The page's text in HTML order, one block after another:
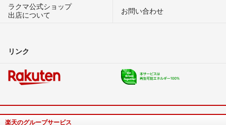
ラクマ公式ショップ
出店について
お問い合わせ
リンク
楽天のグループサービス